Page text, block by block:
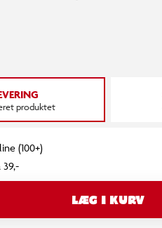
produktet
(100+)
39,-
LÆG I KURV